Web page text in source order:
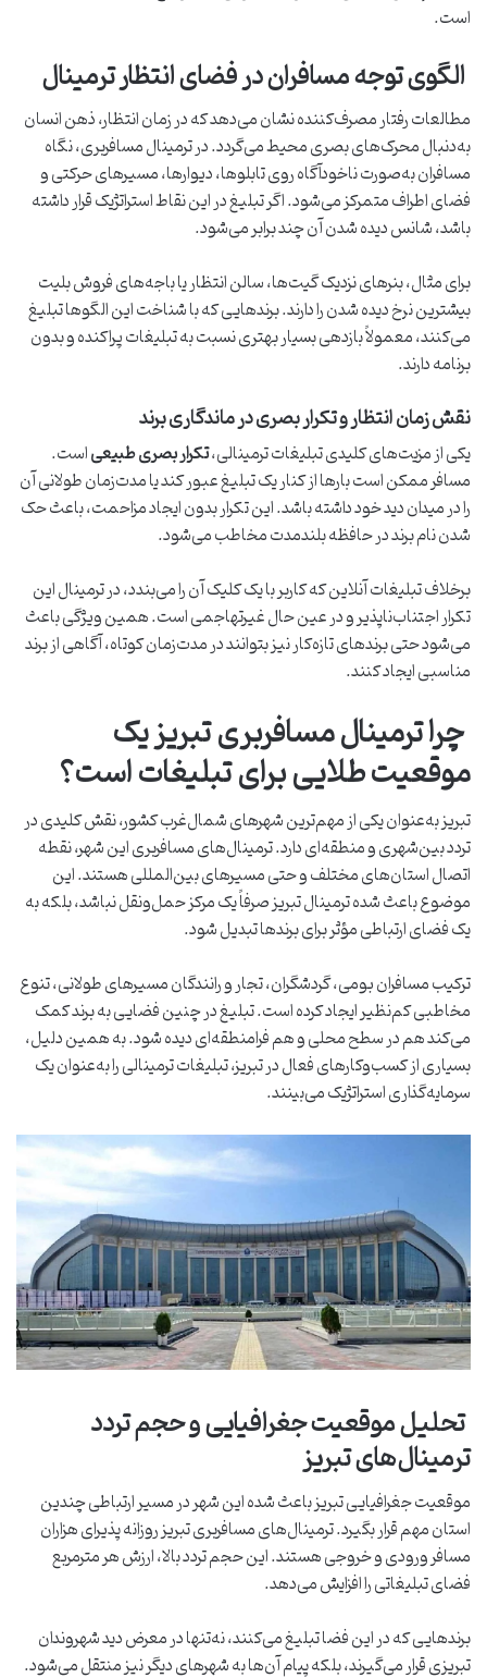
است.
الگوی توجه مسافران در فضای انتظار ترمینال
مطالعات رفتار مصرف‌کننده نشان می‌دهد که در زمان انتظار، ذهن انسان
به‌دنبال محرک‌های بصری محیط می‌گردد. در ترمینال مسافربری، نگاه
مسافران به‌صورت ناخودآگاه روی تابلوها، دیوارها، مسیرهای حرکتی و
فضای اطراف متمرکز می‌شود. اگر تبلیغ در این نقاط استراتژیک قرار داشته
باشد، شانس دیده شدن آن چند برابر می‌شود.
برای مثال، بنرهای نزدیک گیت‌ها، سالن انتظار یا باجه‌های فروش بلیت
بیشترین نرخ دیده شدن را دارند. برندهایی که با شناخت این الگوها تبلیغ
می‌کنند، معمولاً بازدهی بسیار بهتری نسبت به تبلیغات پراکنده و بدون
برنامه دارند.
نقش زمان انتظار و تکرار بصری در ماندگاری برند
یکی از مزیت‌های کلیدی تبلیغات ترمینالی،تکرار بصری طبیعیاست.
مسافر ممکن است بارها از کنار یک تبلیغ عبور کند یا مدت‌زمان طولانی آن
را در میدان دید خود داشته باشد. این تکرار بدون ایجاد مزاحمت، باعث حک
شدن نام برند در حافظه بلندمدت مخاطب می‌شود.
برخلاف تبلیغات آنلاین که کاربر با یک کلیک آن را می‌بندد، در ترمینال این
تکرار اجتناب‌ناپذیر و در عین حال غیرتهاجمی است. همین ویژگی باعث
می‌شود حتی برندهای تازه‌کار نیز بتوانند در مدت‌زمان کوتاه، آگاهی از برند
مناسبی ایجاد کنند.
چرا ترمینال مسافربری تبریز یک
موقعیت طلایی برای تبلیغات است؟
تبریز به‌عنوان یکی از مهم‌ترین شهرهای شمال‌غرب کشور، نقش کلیدی در
تردد بین‌شهری و منطقه‌ای دارد. ترمینال‌های مسافربری این شهر، نقطه
اتصال استان‌های مختلف و حتی مسیرهای بین‌المللی هستند. این
موضوع باعث شده ترمینال تبریز صرفاً یک مرکز حمل‌ونقل نباشد، بلکه به
یک فضای ارتباطی مؤثر برای برندها تبدیل شود.
ترکیب مسافران بومی، گردشگران، تجار و رانندگان مسیرهای طولانی، تنوع
مخاطبی کم‌نظیر ایجاد کرده است. تبلیغ در چنین فضایی به برند کمک
می‌کند هم در سطح محلی و هم فرامنطقه‌ای دیده شود. به همین دلیل،
بسیاری از کسب‌وکارهای فعال در تبریز، تبلیغات ترمینالی را به‌عنوان یک
سرمایه‌گذاری استراتژیک می‌بینند.
تحلیل موقعیت جغرافیایی و حجم تردد
ترمینال‌های تبریز
موقعیت جغرافیایی تبریز باعث شده این شهر در مسیر ارتباطی چندین
استان مهم قرار بگیرد. ترمینال‌های مسافربری تبریز روزانه پذیرای هزاران
مسافر ورودی و خروجی هستند. این حجم تردد بالا، ارزش هر مترمربع
فضای تبلیغاتی را افزایش می‌دهد.
برندهایی که در این فضا تبلیغ می‌کنند، نه‌تنها در معرض دید شهروندان
تبریزی قرار می‌گیرند، بلکه پیام آن‌ها به شهرهای دیگر نیز منتقل می‌شود.